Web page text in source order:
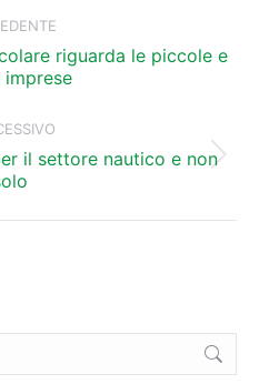
Post
precedente:
riguarda le piccole e
imprese
Prossimo
post:
il settore nautico e non